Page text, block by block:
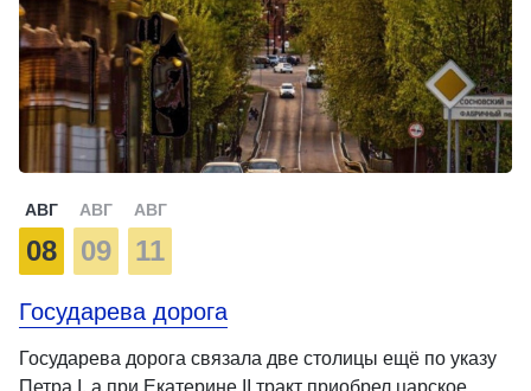
АВГ
08
АВГ
09
АВГ
11
Государева дорога
Государева дорога связала две столицы ещё по указу